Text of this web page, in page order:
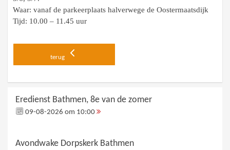
Waar: vanaf de parkeerplaats halverwege de Oostermaatsdijk
Tijd: 10.00 – 11.45 uur
terug
Eredienst Bathmen, 8e van de zomer
09-08-2026 om 10:00
Avondwake Dorpskerk Bathmen